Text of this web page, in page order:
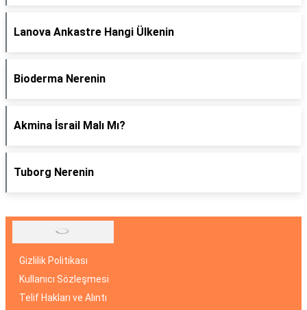
Lanova Ankastre Hangi Ülkenin
Bioderma Nerenin
Akmina İsrail Malı Mı?
Tuborg Nerenin
Gizlilik Politikası
Kullanıcı Sözleşmesi
Telif Hakları ve Alıntı